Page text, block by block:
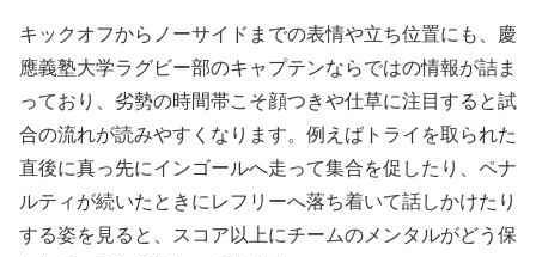
キックオフからノーサイドまでの表情や立ち位置にも、慶
應義塾大学ラグビー部のキャプテンならではの情報が詰ま
っており、劣勢の時間帯こそ顔つきや仕草に注目すると試
合の流れが読みやすくなります。例えばトライを取られた
直後に真っ先にインゴールへ走って集合を促したり、ペナ
ルティが続いたときにレフリーへ落ち着いて話しかけたり
する姿を見ると、スコア以上にチームのメンタルがどう保